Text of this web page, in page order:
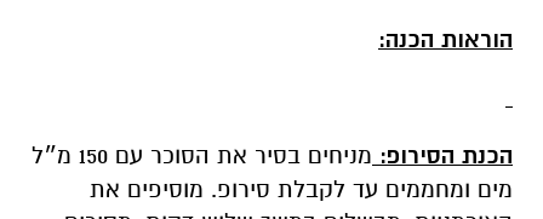
הוראות הכנה:
הכנת הסירופ:
מניחים בסיר את הסוכר עם 150 מ״ל
מים ומחממים עד לקבלת סירופ. מוסיפים את